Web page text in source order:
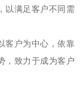
以满足客户不同需
客户为中心，依靠
，致力于成为客户